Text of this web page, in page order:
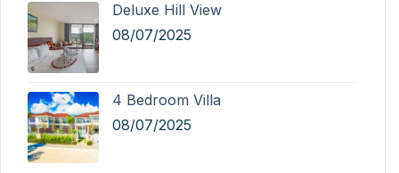
Deluxe Hill View
08/07/2025
4 Bedroom Villa
08/07/2025